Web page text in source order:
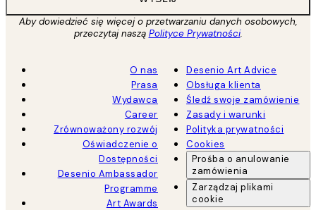
Aby dowiedzieć się więcej o przetwarzaniu danych osobowych,
przeczytaj naszą Polityce Prywatności.
O nas
Prasa
Wydawca
Career
Zrównoważony rozwój
Oświadczenie o
Dostępności
Desenio Ambassador
Programme
Art Awards
Desenio Art Advice
Obsługa klienta
Śledź swoje zamówienie
Zasady i warunki
Polityka prywatności
Cookies
Prośba o anulowanie
zamówienia
Zarządzaj plikami
cookie